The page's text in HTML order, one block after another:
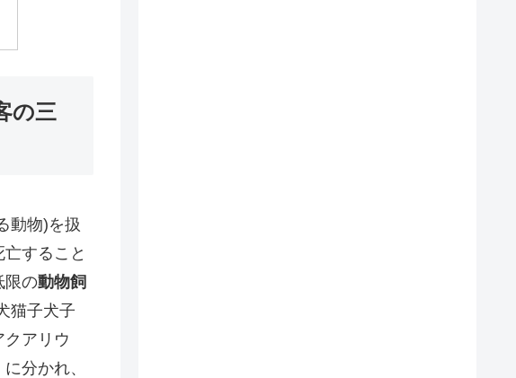
の三
動物)を扱
すること
限の動物飼
猫子犬子
アリウ
分かれ、